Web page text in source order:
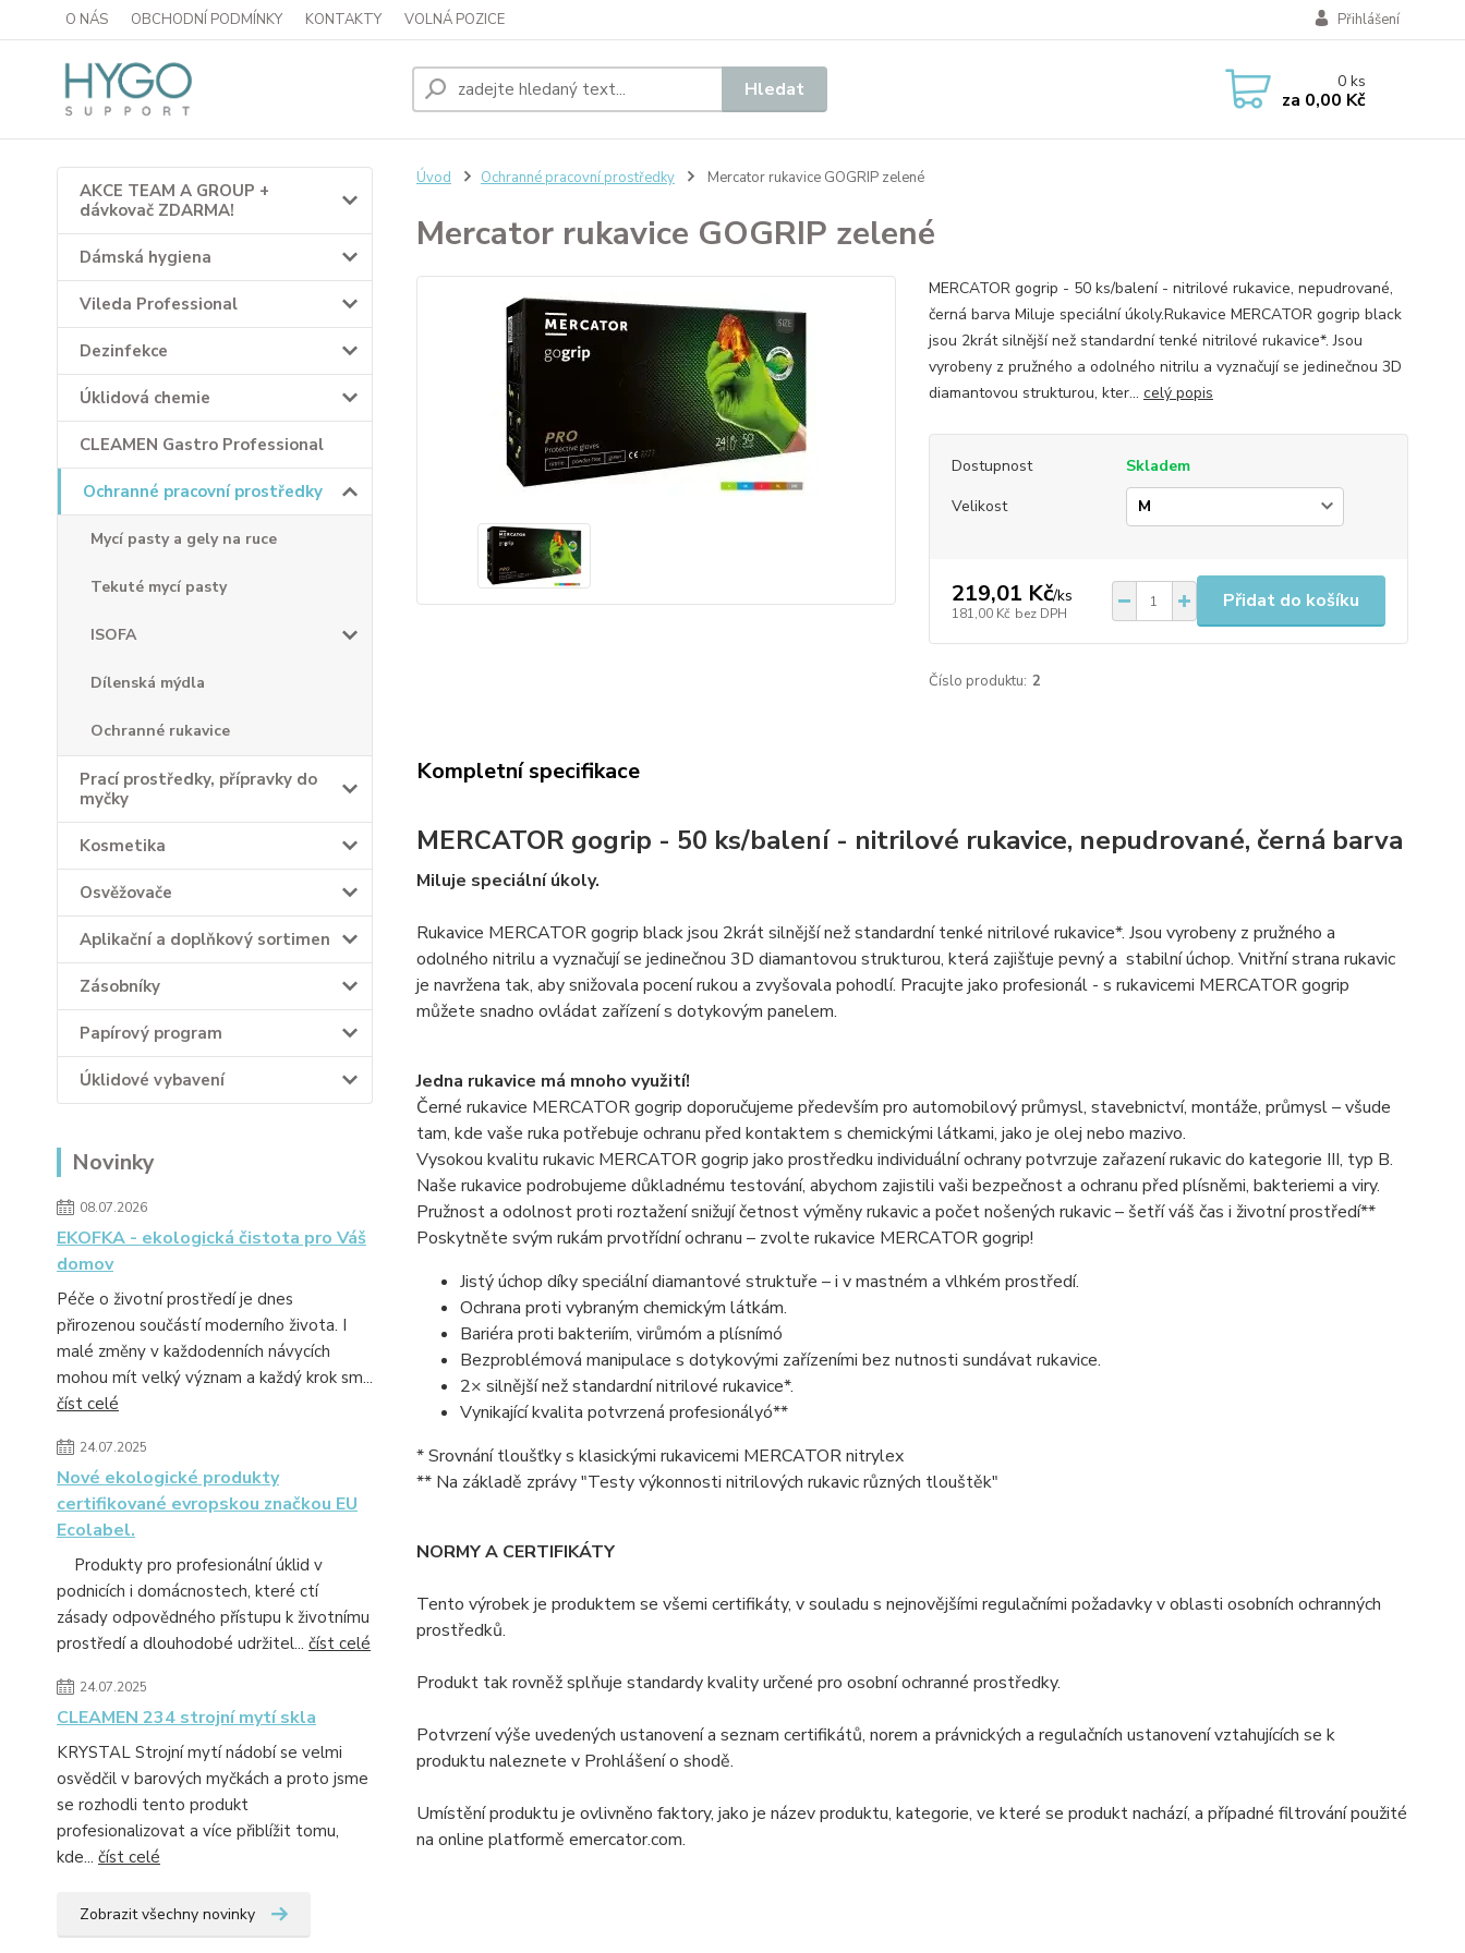
O NÁS OBCHODNÍ PODMÍNKY KONTAKTY VOLNÁ POZICE Přihlášení
Hledat 0ks
za 0,00 Kč
AKCE TEAM A GROUP +
dávkovač ZDARMA!
Dámská hygiena
Vileda Professional
Dezinfekce
Úklidová chemie
CLEAMEN Gastro Professional
Ochranné pracovní prostředky
Mycí pasty a gely na ruce
Tekuté mycí pasty
ISOFA
Dílenská mýdla
Ochranné rukavice
Prací prostředky, přípravky do
myčky
Kosmetika
Osvěžovače
Aplikační a doplňkový sortimen
Zásobníky
Papírový program
Úklidové vybavení
Novinky
08.07.2026
EKOFKA - ekologická čistota pro Váš
domov
Péče o životní prostředí je dnes
přirozenou součástí moderního života. I
malé změny v každodenních návycích
mohou mít velký význam a každý krok sm...
číst celé
24.07.2025
Nové ekologické produkty
certifikované evropskou značkou EU
Ecolabel.
Produkty pro profesionální úklid v
podnicích i domácnostech, které ctí
zásady odpovědného přístupu k životnímu
prostředí a dlouhodobé udržitel... číst celé
24.07.2025
CLEAMEN 234 strojní mytí skla
KRYSTAL Strojní mytí nádobí se velmi
osvědčil v barových myčkách a proto jsme
se rozhodli tento produkt
profesionalizovat a více přiblížit tomu,
kde... číst celé
Zobrazit všechny novinky
Úvod Ochranné pracovní prostředky Mercator rukavice GOGRIP zelené
Mercator rukavice GOGRIP zelené
MERCATOR gogrip - 50 ks/balení - nitrilové rukavice, nepudrované,
černá barva Miluje speciální úkoly.Rukavice MERCATOR gogrip black
jsou 2krát silnější než standardní tenké nitrilové rukavice*. Jsou
vyrobeny z pružného a odolného nitrilu a vyznačují se jedinečnou 3D
diamantovou strukturou, kter... celý popis
Dostupnost
Skladem
Velikost
219,01 Kč/ks
181,00 Kč bez DPH
Přidat do košíku
Číslo produktu: 2
Kompletní specifikace
MERCATOR gogrip - 50 ks/balení - nitrilové rukavice, nepudrované, černá barva
Miluje speciální úkoly.
Rukavice MERCATOR gogrip black jsou 2krát silnější než standardní tenké nitrilové rukavice*. Jsou vyrobeny z pružného a
odolného nitrilu a vyznačují se jedinečnou 3D diamantovou strukturou, která zajišťuje pevný a stabilní úchop. Vnitřní strana rukavic
je navržena tak, aby snižovala pocení rukou a zvyšovala pohodlí. Pracujte jako profesionál - s rukavicemi MERCATOR gogrip
můžete snadno ovládat zařízení s dotykovým panelem.
Jedna rukavice má mnoho využití!
Černé rukavice MERCATOR gogrip doporučujeme především pro automobilový průmysl, stavebnictví, montáže, průmysl – všude
tam, kde vaše ruka potřebuje ochranu před kontaktem s chemickými látkami, jako je olej nebo mazivo.
Vysokou kvalitu rukavic MERCATOR gogrip jako prostředku individuální ochrany potvrzuje zařazení rukavic do kategorie III, typ B.
Naše rukavice podrobujeme důkladnému testování, abychom zajistili vaši bezpečnost a ochranu před plísněmi, bakteriemi a viry.
Pružnost a odolnost proti roztažení snižují četnost výměny rukavic a počet nošených rukavic – šetří váš čas i životní prostředí**
Poskytněte svým rukám prvotřídní ochranu – zvolte rukavice MERCATOR gogrip!
Jistý úchop díky speciální diamantové struktuře – i v mastném a vlhkém prostředí.
Ochrana proti vybraným chemickým látkám.
Bariéra proti bakteriím, virůmóm a plísnímó
Bezproblémová manipulace s dotykovými zařízeními bez nutnosti sundávat rukavice.
2× silnější než standardní nitrilové rukavice*.
Vynikající kvalita potvrzená profesionályó**
* Srovnání tloušťky s klasickými rukavicemi MERCATOR nitrylex
** Na základě zprávy "Testy výkonnosti nitrilových rukavic různých tlouštěk"
NORMY A CERTIFIKÁTY
Tento výrobek je produktem se všemi certifikáty, v souladu s nejnovějšími regulačními požadavky v oblasti osobních ochranných
prostředků.
Produkt tak rovněž splňuje standardy kvality určené pro osobní ochranné prostředky.
Potvrzení výše uvedených ustanovení a seznam certifikátů, norem a právnických a regulačních ustanovení vztahujících se k
produktu naleznete v Prohlášení o shodě.
Umístění produktu je ovlivněno faktory, jako je název produktu, kategorie, ve které se produkt nachází, a případné filtrování použité
na online platformě emercator.com.